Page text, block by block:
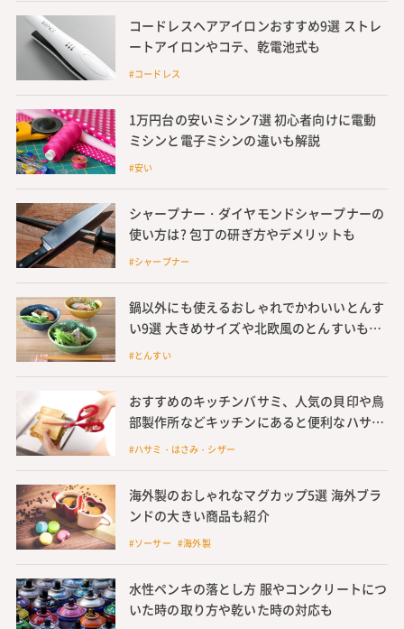
コードレスヘアアイロンおすすめ9選 ストレ
ートアイロンやコテ、乾電池式も
#コードレス
1万円台の安いミシン7選 初心者向けに電動
ミシンと電子ミシンの違いも解説
#安い
シャープナー・ダイヤモンドシャープナーの
使い方は? 包丁の研ぎ方やデメリットも
#シャープナー
鍋以外にも使えるおしゃれでかわいいとんす
い9選 大きめサイズや北欧風のとんすいも紹
介
#とんすい
おすすめのキッチンバサミ、人気の貝印や鳥
部製作所などキッチンにあると便利なハサ
ミ、分解できるものも紹介
#ハサミ・はさみ・シザー
海外製のおしゃれなマグカップ5選 海外ブラ
ンドの大きい商品も紹介
#ソーサー #海外製
水性ペンキの落とし方 服やコンクリートにつ
いた時の取り方や乾いた時の対応も